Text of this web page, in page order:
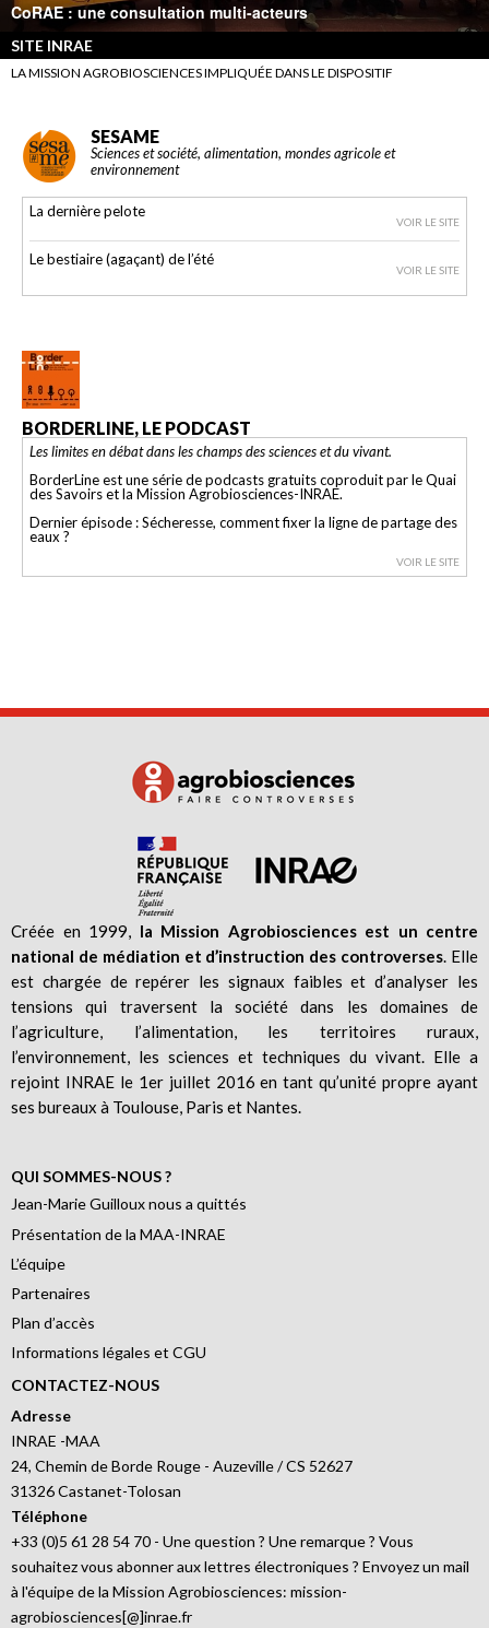
CoRAE : une consultation multi-acteurs
SITE INRAE
LA MISSION AGROBIOSCIENCES IMPLIQUÉE DANS LE DISPOSITIF
SESAME
Sciences et société, alimentation, mondes agricole et
environnement
La dernière pelote
VOIR LE SITE
Le bestiaire (agaçant) de l’été
VOIR LE SITE
BORDERLINE, LE PODCAST
Les limites en débat dans les champs des sciences et du vivant.
BorderLine est une série de podcasts gratuits coproduit par le Quai
des Savoirs et la Mission Agrobiosciences-INRAE.
Dernier épisode : Sécheresse, comment fixer la ligne de partage des
eaux ?
VOIR LE SITE
Créée en 1999, la Mission Agrobiosciences est un centre
national de médiation et d’instruction des controverses. Elle
est chargée de repérer les signaux faibles et d’analyser les
tensions qui traversent la société dans les domaines de
l’agriculture, l’alimentation, les territoires ruraux,
l’environnement, les sciences et techniques du vivant. Elle a
rejoint INRAE le 1er juillet 2016 en tant qu’unité propre ayant
ses bureaux à Toulouse, Paris et Nantes.
QUI SOMMES-NOUS ?
Jean-Marie Guilloux nous a quittés
Présentation de la MAA-INRAE
L’équipe
Partenaires
Plan d’accès
Informations légales et CGU
CONTACTEZ-NOUS
Adresse
INRAE -MAA
24, Chemin de Borde Rouge - Auzeville / CS 52627
31326 Castanet-Tolosan
Téléphone
+33 (0)5 61 28 54 70 - Une question ? Une remarque ? Vous
souhaitez vous abonner aux lettres électroniques ? Envoyez un mail
à l'équipe de la Mission Agrobiosciences: mission-
agrobiosciences[@]inrae.fr